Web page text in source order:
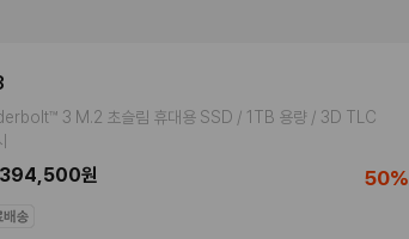
3 M.2 초슬림 휴대용 SSD / 1TB 용량 / 3D TLC
50%
394,500원